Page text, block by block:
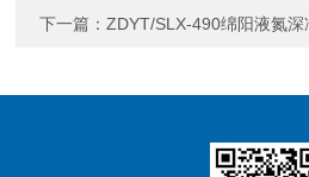
下一篇：ZDYT/SLX-490绵阳液氮深